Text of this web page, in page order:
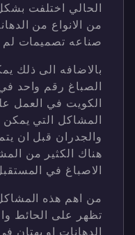
الحالي اختلفت
من الانواع من
صناعه تصميمات لم
بالاضافه الى ذلك
الصباغ رقم واحد
الكويت في العمل
المشاكل التي يمكن
والجدران قبل ان
هناك الكثير من
الاصباغ في المستقبل.
من اهم هذه
تظهر على الحائط
الدهانات او بهتان